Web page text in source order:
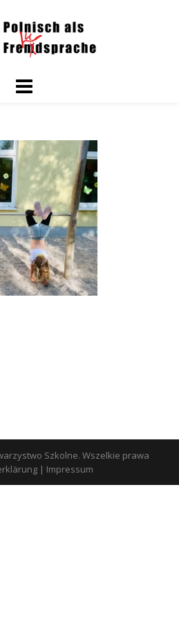
Szkolne. Wszelkie prawa
| Impressum